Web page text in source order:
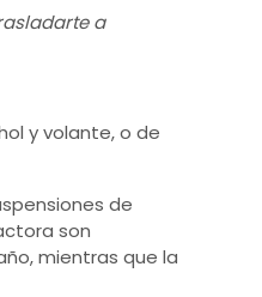
a
y volante, o de
de
son
mientras que la